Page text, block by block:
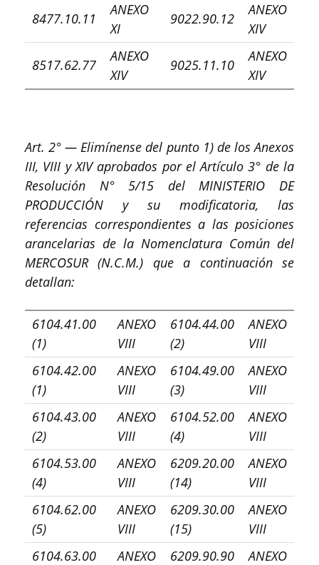
8477.10.11
ANEXO
XI
9022.90.12
ANEXO
XIV
8517.62.77
ANEXO
XIV
9025.11.10
ANEXO
XIV
Art. 2° — Elimínense del punto 1) de los Anexos
III, VIII y XIV aprobados por el Artículo 3° de la
Resolución N° 5/15 del MINISTERIO DE
PRODUCCIÓN y su modificatoria, las
referencias correspondientes a las posiciones
arancelarias de la Nomenclatura Común del
MERCOSUR (N.C.M.) que a continuación se
detallan:
6104.41.00
(1)
ANEXO
VIII
6104.44.00
(2)
ANEXO
VIII
6104.42.00
(1)
ANEXO
VIII
6104.49.00
(3)
ANEXO
VIII
6104.43.00
(2)
ANEXO
VIII
6104.52.00
(4)
ANEXO
VIII
6104.53.00
(4)
ANEXO
VIII
6209.20.00
(14)
ANEXO
VIII
6104.62.00
(5)
ANEXO
VIII
6209.30.00
(15)
ANEXO
VIII
6104.63.00
ANEXO
6209.90.90
ANEXO